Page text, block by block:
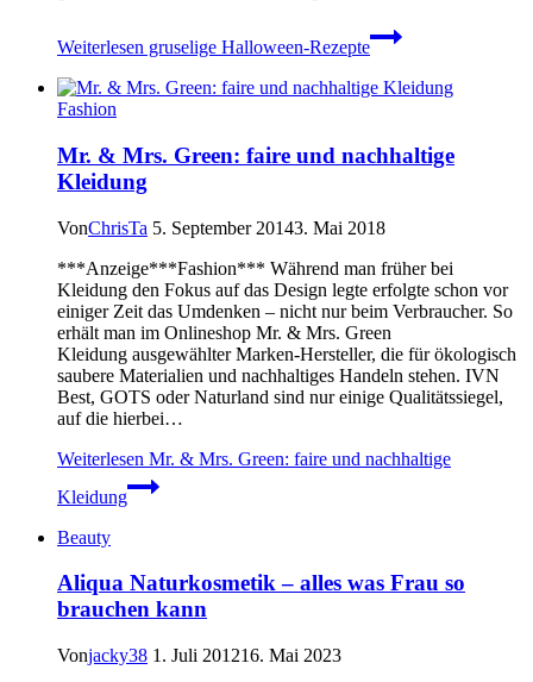
Weiterlesen gruselige Halloween-Rezepte
Fashion
Mr. & Mrs. Green: faire und nachhaltige
Kleidung
VonChrisTa 5. September 20143. Mai 2018
***Anzeige***Fashion*** Während man früher bei
Kleidung den Fokus auf das Design legte erfolgte schon vor
einiger Zeit das Umdenken – nicht nur beim Verbraucher. So
erhält man im Onlineshop Mr. & Mrs. Green
Kleidung ausgewählter Marken-Hersteller, die für ökologisch
saubere Materialien und nachhaltiges Handeln stehen. IVN
Best, GOTS oder Naturland sind nur einige Qualitätssiegel,
auf die hierbei…
Weiterlesen Mr. & Mrs. Green: faire und nachhaltige
Kleidung
Beauty
Aliqua Naturkosmetik – alles was Frau so
brauchen kann
Vonjacky38 1. Juli 201216. Mai 2023